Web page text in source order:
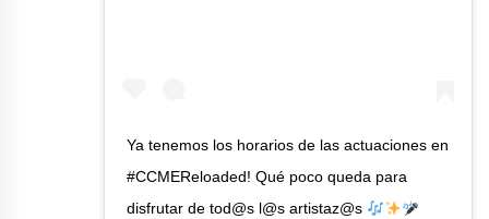
Ya tenemos los horarios de las actuaciones en
#CCMEReloaded! Qué poco queda para
disfrutar de tod@s l@s artistaz@s